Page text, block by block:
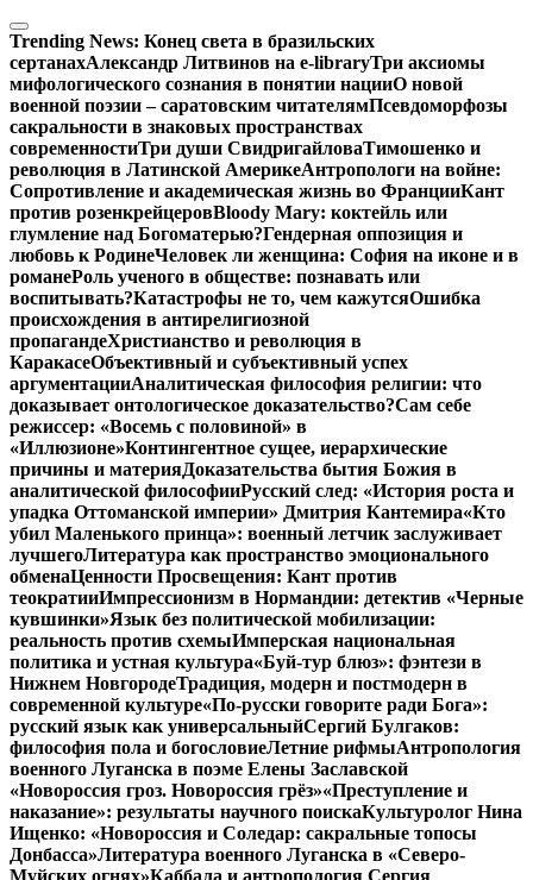
Перейти
к
содержимому
Trending News: Конец света в бразильских
сертанахАлександр Литвинов на e-libraryТри аксиомы
мифологического сознания в понятии нацииО новой
военной поэзии – саратовским читателямПсевдоморфозы
сакральности в знаковых пространствах
современностиТри души СвидригайловаТимошенко и
революция в Латинской АмерикеАнтропологи на войне:
Сопротивление и академическая жизнь во ФранцииКант
против розенкрейцеровBloody Mary: коктейль или
глумление над Богоматерью?Гендерная оппозиция и
любовь к РодинеЧеловек ли женщина: София на иконе и в
романеРоль ученого в обществе: познавать или
воспитывать?Катастрофы не то, чем кажутсяОшибка
происхождения в антирелигиозной
пропагандеХристианство и революция в
КаракасеОбъективный и субъективный успех
аргументацииАналитическая философия религии: что
доказывает онтологическое доказательство?Сам себе
режиссер: «Восемь с половиной» в
«Иллюзионе»Контингентное сущее, иерархические
причины и материяДоказательства бытия Божия в
аналитической философииРусский след: «История роста и
упадка Оттоманской империи» Дмитрия Кантемира«Кто
убил Маленького принца»: военный летчик заслуживает
лучшегоЛитература как пространство эмоционального
обменаЦенности Просвещения: Кант против
теократииИмпрессионизм в Нормандии: детектив «Черные
кувшинки»Язык без политической мобилизации:
реальность против схемыИмперская национальная
политика и устная культура«Буй-тур блюз»: фэнтези в
Нижнем НовгородеТрадиция, модерн и постмодерн в
современной культуре«По-русски говорите ради Бога»:
русский язык как универсальныйСергий Булгаков:
философия пола и богословиеЛетние рифмыАнтропология
военного Луганска в поэме Елены Заславской
«Новороссия гроз. Новороссия грёз»«Преступление и
наказание»: результаты научного поискаКультуролог Нина
Ищенко: «Новороссия и Соледар: сакральные топосы
Донбасса»Литература военного Луганска в «Северо-
Муйских огнях»Каббала и антропология Сергия